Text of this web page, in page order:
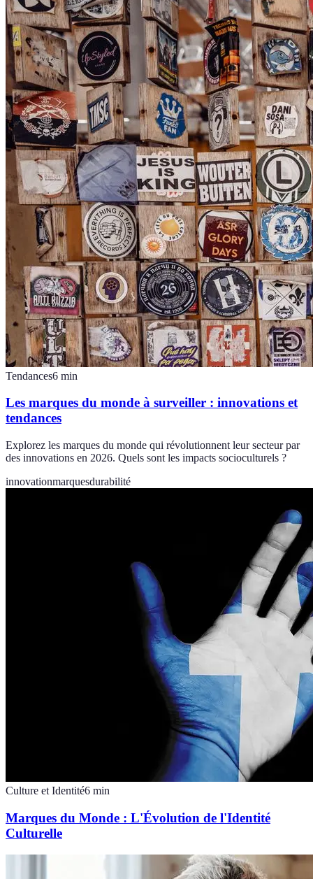
Tendances6 min
Les marques du monde à surveiller : innovations et
tendances
Explorez les marques du monde qui révolutionnent leur secteur par
des innovations en 2026. Quels sont les impacts socioculturels ?
innovationmarquesdurabilité
Culture et Identité6 min
Marques du Monde : L'Évolution de l'Identité
Culturelle